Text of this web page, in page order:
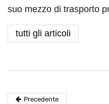
suo mezzo di trasporto
tutti gli articoli
Precedente